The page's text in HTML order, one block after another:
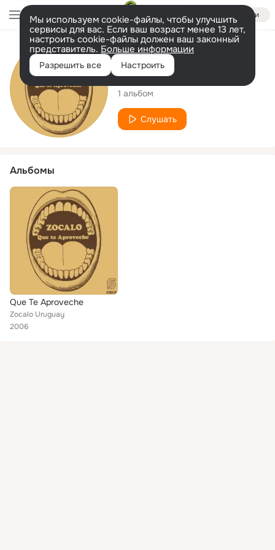
Войти
Мы используем cookie-файлы, чтобы улучшить
сервисы для вас. Если ваш возраст менее 13 лет,
настроить cookie-файлы должен ваш законный
представитель. Больше информации
Разрешить все Настроить
Исполнитель
Zocalo Uruguay
1 альбом
Слушать
Альбомы
Que Te Aproveche
Zocalo Uruguay
2006